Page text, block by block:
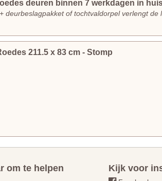
deuren binnen 7 werkdagen in
deurbeslagpakket of tochtvaldorpel verlengt de
211.5 x 83 cm - Stomp
om te helpen Kijk voor